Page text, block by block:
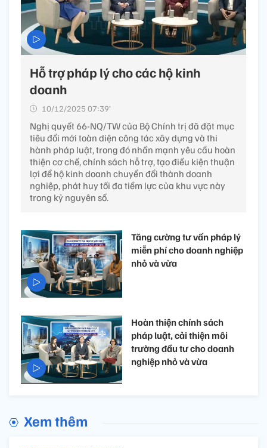
Hỗ trợ pháp lý cho các hộ kinh
doanh
10/12/2025 07:39’
Nghị quyết 66-NQ/TW của Bộ Chính trị đã đặt mục
tiêu đổi mới toàn diện công tác xây dựng và thi
hành pháp luật, trong đó nhấn mạnh yêu cầu hoàn
thiện cơ chế, chính sách hỗ trợ, tạo điều kiện thuận
lợi để hộ kinh doanh chuyển đổi thành doanh
nghiệp, phát huy tối đa tiềm lực của khu vực này
trong kỷ nguyên số.
Tăng cường tư vấn pháp lý
miễn phí cho doanh nghiệp
nhỏ và vừa
Hoàn thiện chính sách
pháp luật, cải thiện môi
trường đầu tư cho doanh
nghiệp nhỏ và vừa
Xem thêm